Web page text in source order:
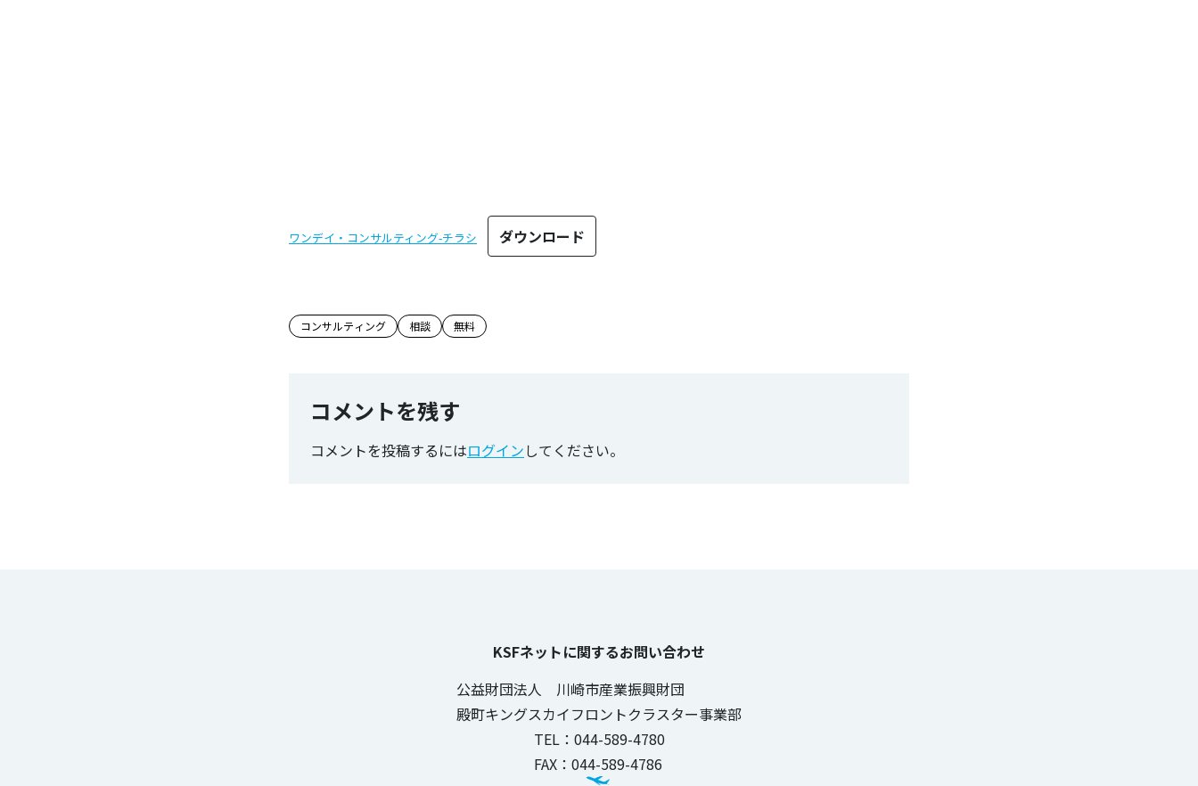
ワンデイ・コンサルティング-チラシ ダウンロード
この記事のタグ
コンサルティング 相談 無料
コメントを残す
コメントを投稿するにはログインしてください。
KSFネットに関するお問い合わせ
公益財団法人 川崎市産業振興財団
殿町キングスカイフロントクラスター事業部
TEL：044-589-4780
FAX：044-589-4786